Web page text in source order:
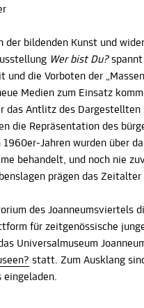
der bildenden Kunst und
Wer bist Du?spannt
und die Vorboten der
Medien zum Einsatz
das Antlitz des Dargestellten
die Repräsentation des
Jahren wurden über
behandelt, und noch nie
prägen das Zeitalter
des Joanneumsviertels
für zeitgenössische
Universalmuseum
statt. Zum Ausklang
eingeladen.